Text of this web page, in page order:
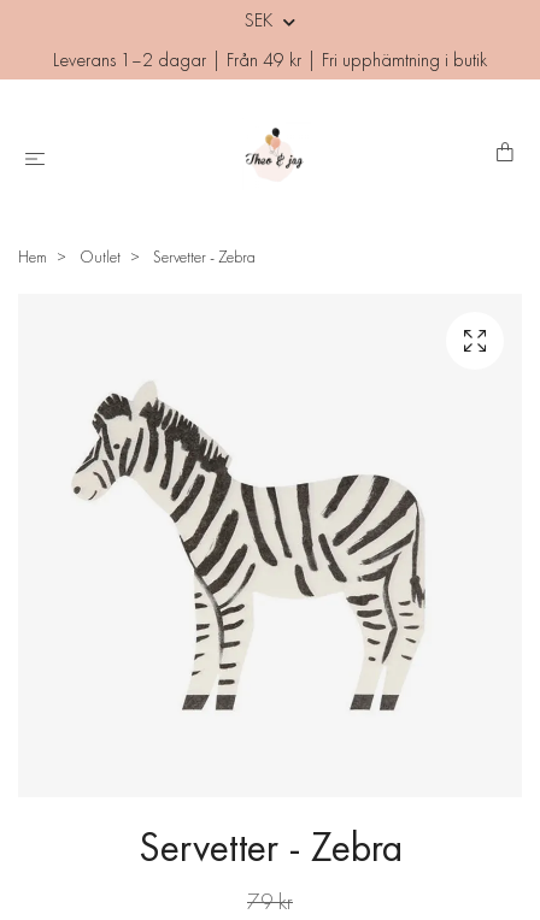
SEK
Leverans 1–2 dagar | Från 49 kr | Fri upphämtning i butik
Hem Outlet Servetter - Zebra
Servetter - Zebra
79 kr